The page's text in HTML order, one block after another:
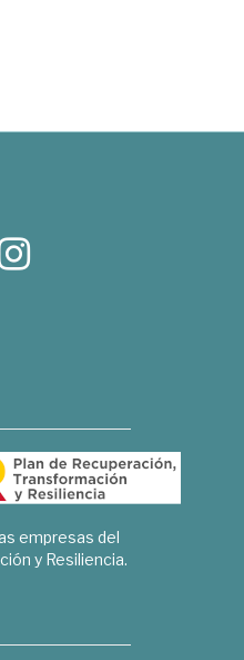
empresas del
y Resiliencia.